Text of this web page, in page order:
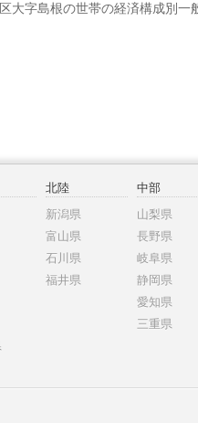
大字島根の世帯の経済構成別一
北陸
新潟県
富山県
石川県
福井県
中部
山梨県
長野県
岐阜県
静岡県
愛知県
三重県